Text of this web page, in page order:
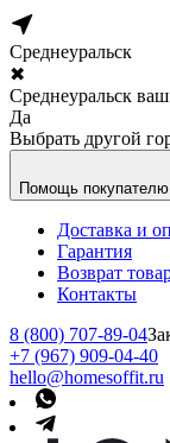
Среднеуральск
✖
Среднеуральск
Да
Выбрать другой
Помощь покупателю
Доставка и
Гарантия
Возврат
Контакты
8 (800) 707-89-04
+7 (967) 909-04-40
hello@homesoffit.ru